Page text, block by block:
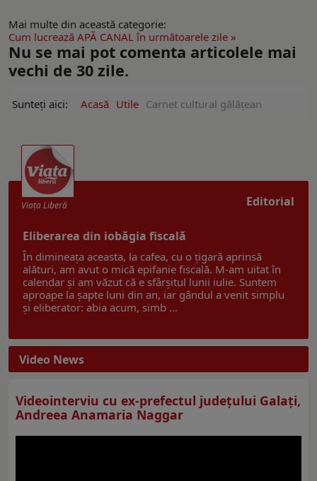
Mai multe din această categorie:
Cum lucrează APĂ CANAL în următoarele zile »
Nu se mai pot comenta articolele mai
vechi de 30 zile.
Sunteți aici: Acasă Utile Carnet cultural gălăţean
Editorial
Viaţa Liberă
Eliberarea din iobăgia fiscală
În dimineața aceasta, la cafea, cu o țigară aprinsă
alături, am avut o mică epifanie fiscală. M-am uitat în
calendar și am văzut că e sfârșitul lunii iulie. Suntem
aproape la șapte luni din an, iar gândul a venit simplu
și eliberator: abia acum, simb ...
Video News
Videointerviu cu ex-prefectul judeţului Galaţi,
Andreea Anamaria Naggar